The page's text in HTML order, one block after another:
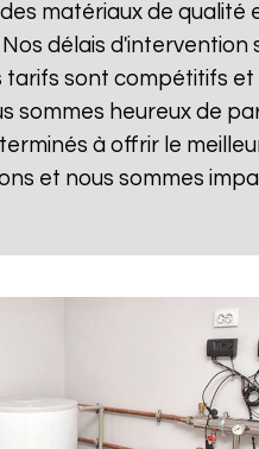
matériaux de
délais
tarifs sont compétitifs
sommes heureux de
à offrir le
et nous sommes